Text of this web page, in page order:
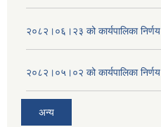
२०८२।०६।२३ को कार्यपालिका निर्णय
२०८२।०५।०२ को कार्यपालिका निर्णय
अन्य